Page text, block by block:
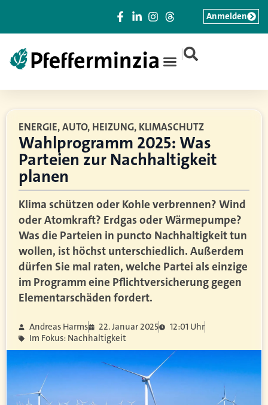
|
Anmelden
ENERGIE, AUTO, HEIZUNG, KLIMASCHUTZ
Wahlprogramm 2025: Was
Parteien zur Nachhaltigkeit
planen
Klima schützen oder Kohle verbrennen? Wind
oder Atomkraft? Erdgas oder Wärmepumpe?
Was die Parteien in puncto Nachhaltigkeit tun
wollen, ist höchst unterschiedlich. Außerdem
dürfen Sie mal raten, welche Partei als einzige
im Programm eine Pflichtversicherung gegen
Elementarschäden fordert.
Andreas Harms 22. Januar 2025
12:01 Uhr
Im Fokus: Nachhaltigkeit